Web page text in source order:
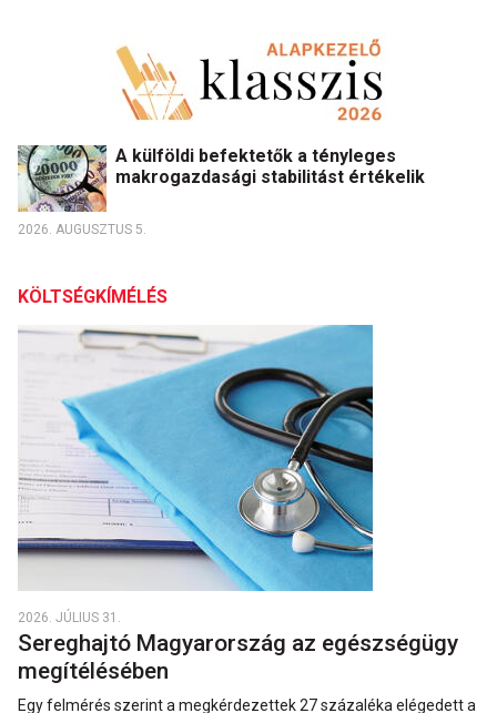
A külföldi befektetők a tényleges
makrogazdasági stabilitást értékelik
2026. AUGUSZTUS 5.
KÖLTSÉGKÍMÉLÉS
2026. JÚLIUS 31.
Sereghajtó Magyarország az egészségügy
megítélésében
Egy felmérés szerint a megkérdezettek 27 százaléka elégedett a